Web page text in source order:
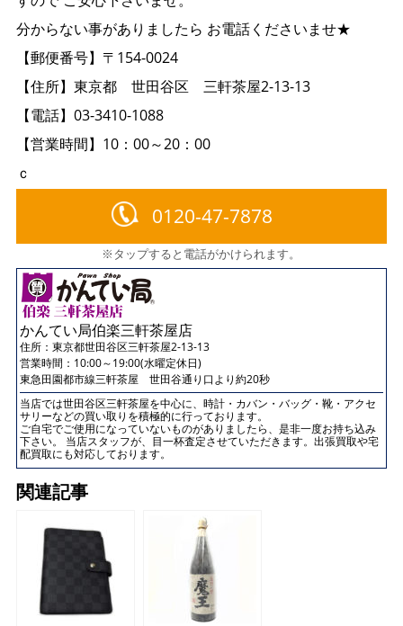
分からない事がありましたら お電話くださいませ★
【郵便番号】〒154-0024
【住所】東京都 世田谷区 三軒茶屋2-13-13
【電話】03-3410-1088
【営業時間】10：00～20：00
ｃ
0120-47-7878
※タップすると電話がかけられます。
かんてい局伯楽三軒茶屋店
住所： 東京都世田谷区三軒茶屋2-13-13
営業時間：10:00～19:00(水曜定休日)
東急田園都市線三軒茶屋 世田谷通り口より約20秒
当店では世田谷区三軒茶屋を中心に、時計・カバン・バッグ・靴・アクセ
サリーなどの買い取りを積極的に行っております。
ご自宅でご使用になっていないものがありましたら、是非一度お持ち込み
下さい。 当店スタッフが、目一杯査定させていただきます。出張買取や宅
配買取にも対応しております。
関連記事